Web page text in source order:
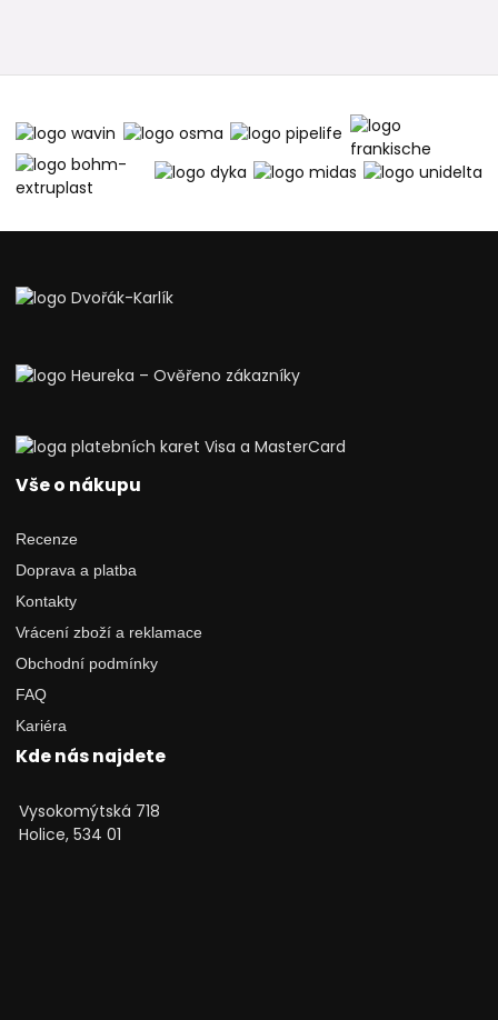
Vše o nákupu
Recenze
Doprava a platba
Kontakty
Vrácení zboží a reklamace
Obchodní podmínky
FAQ
Kariéra
Kde nás najdete
Vysokomýtská 718
Holice, 534 01